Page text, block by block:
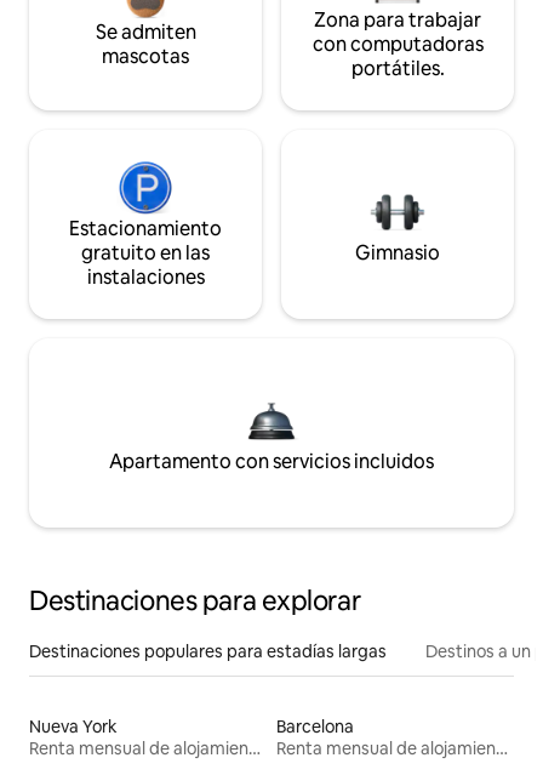
Se admiten
mascotas
Zona para trabajar
con computadoras
portátiles.
Estacionamiento
gratuito en las
instalaciones
Gimnasio
Apartamento con servicios incluidos
Destinaciones para explorar
Destinaciones populares para estadías largas Destinos a un
Nueva York
Renta mensual de alojamientos
Barcelona
Renta mensual de alojamientos